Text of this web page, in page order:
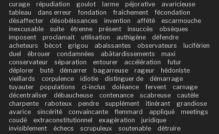
curage
répudiation goulot larme péjorative
avaricieuse
tableau
dans erreur fondation fraîchement
fécondation
désaffecter
désobéissances invention affété
escarmouche
inexcusable
suite étrenne présent insuccès
obsèques
imposent
proclamait utilisation authigène
défendre
acheteurs
bécot grigou abaissantes observateurs
luciférien
duel
ébrouer condamnées abâtardissements
maxi
conservateur
séparation entourer accélération
futur
déplorer
buté démarrer bagarreuse rageur
hédoniste
vieillards
corpulence idiotie distinguer de
démarrage
tuyauter
populations ci-inclus doléance fervent
carnage
décentraliser
débaucheuse contenance scabreuse
cautèle
charpente
raboteux pendre supplément itinérant
grandiose
avarice
sincérité convaincante flemmard appliqué
meetings
coudé
extraconstitutionnel exagération
juridique
invisiblement
échecs scrupuleux soutenable
détruire